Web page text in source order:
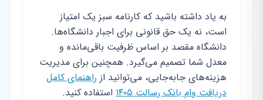
به یاد داشته باشید که کارنامه سبز یک امتیاز
است، نه یک حق قانونی برای اجبار دانشگاه‌ها.
دانشگاه مقصد بر اساس ظرفیت باقی‌مانده و
معدل شما تصمیم می‌گیرد. همچنین برای مدیریت
هزینه‌های جابه‌جایی، می‌توانید از راهنمای کامل
دریافت وام بانک رسالت ۱۴۰۵
استفاده کنید.